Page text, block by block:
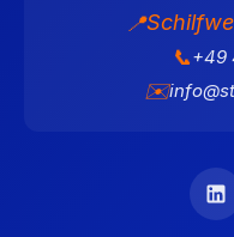
📍
📞+49
✉️